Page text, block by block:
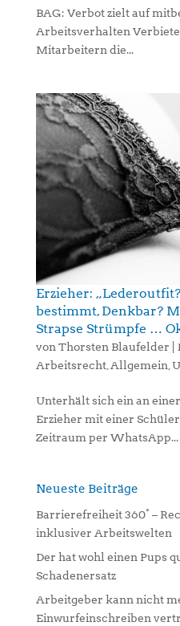
BAG: Verbot zielt auf
Arbeitsverhalten
Mitarbeitern die...
Erzieher:
bestimmt, Denkbar?
Strapse Strümpfe …
vonThorsten Blaufelder
Arbeitsrecht,Allgemein,
Unterhält sich ein an
Erzieher mit einer
Zeitraum per WhatsApp...
Neueste Beiträge
Barrierefreiheit 360° –
inklusiver Arbeitswelten
Der hat wohl einen Pups
Schadenersatz
Arbeitgeber kann nicht
Einwurfeinschreiben